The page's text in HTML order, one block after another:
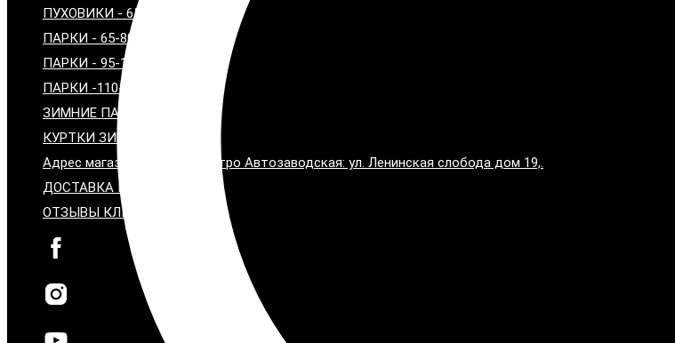
ПУХОВИКИ - 65-80 см
ПАРКИ - 65-80 СМ
ПАРКИ - 95-100 СМ
ПАРКИ -110-115 СМ
ЗИМНИЕ ПАЛЬТО С МЕХОМ
КУРТКИ ЗИМНИЕ С МЕХОМ
Адрес магазина: Москва, метро Автозаводская: ул. Ленинская слобода дом 19,.
ДОСТАВКА И ОПЛАТА
ОТЗЫВЫ КЛИЕНТОВ